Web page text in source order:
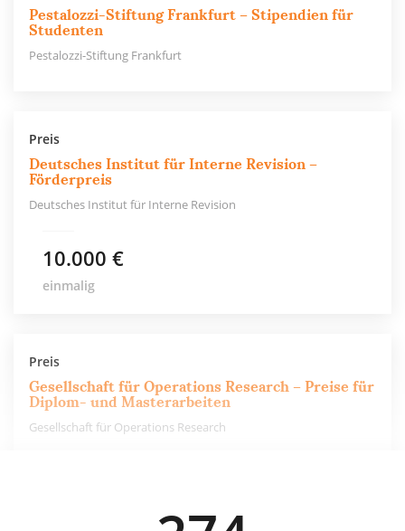
Pestalozzi-Stiftung Frankfurt – Stipendien für
Studenten
Pestalozzi-Stiftung Frankfurt
Preis
Deutsches Institut für Interne Revision –
Förderpreis
Deutsches Institut für Interne Revision
10.000 €
einmalig
Preis
Gesellschaft für Operations Research – Preise für
Diplom- und Masterarbeiten
Gesellschaft für Operations Research